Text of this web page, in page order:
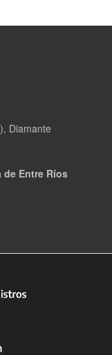
Diamante
de Entre Ríos